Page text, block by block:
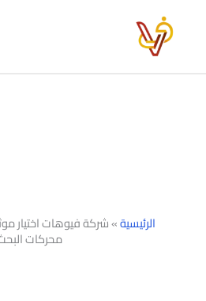
الرئيسية»شركة فيوهات اختيار
محركات